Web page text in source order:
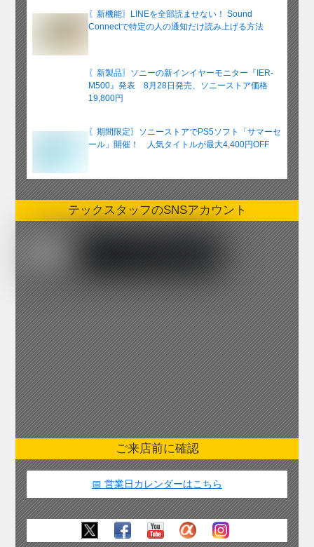
〖新機能〗LINEを全部読ませない！ Sound
Connectで特定の人の通知だけ読み上げる方法
〖新製品〗ソニーの新インイヤーモニター『IER-
M500』発表 8月28日発売、ソニーストア価格
19,800円
〖期間限定〗ソニーストアでPS5ソフト「サマーセ
ール」開催！ 人気タイトルが最大4,400円OFF
テックスタッフのSNSアカウント
ご来店前に確認
📅 営業日カレンダーはこちら